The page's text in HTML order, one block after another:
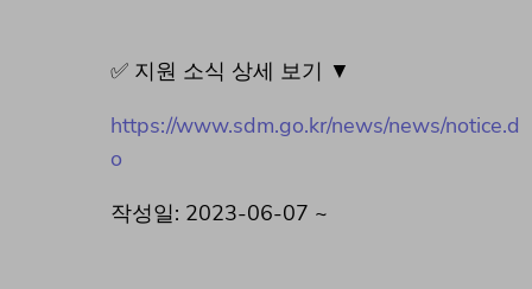
✅ 지원 소식 상세 보기 ▼
https://www.sdm.go.kr/news/news/notice.d
o
작성일: 2023-06-07 ~